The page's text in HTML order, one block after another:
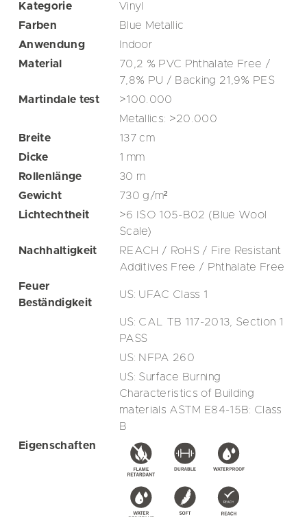
Kategorie
Vinyl
Farben
Blue Metallic
Anwendung
Indoor
Material
70,2 % PVC Phthalate Free /
7,8% PU / Backing 21,9% PES
Martindale test
>100.000
Metallics: >20.000
Breite
137cm
Dicke
1 mm
Rollenlänge
30 m
Gewicht
730g/m²
Lichtechtheit
>6 ISO 105-B02 (Blue Wool
Scale)
Nachhaltigkeit
REACH / RoHS / Fire Resistant
Additives Free / Phthalate Free
Feuer
Beständigkeit
US: UFAC Class 1
US: CAL TB 117-2013, Section 1
PASS
US: NFPA 260
US: Surface Burning
Characteristics of Building
materials ASTM E84-15B: Class
B
Eigenschaften